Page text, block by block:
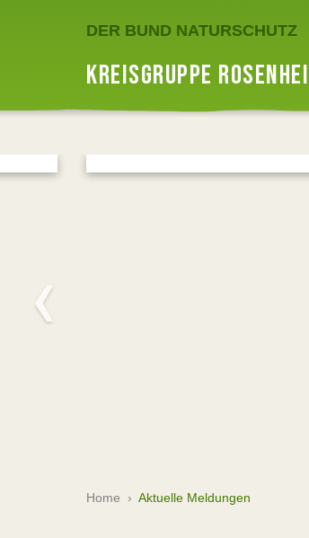
DER BUND NATURSCHUTZ
KREISGRUPPE
Home › Aktuelle Meldungen